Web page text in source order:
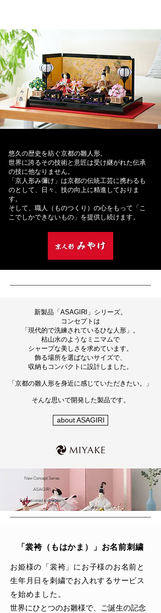
悠久の歴史を紡ぐ京都の雛人形。
世界に誇るその技術と意匠は受け継がれた伝承
の技に他なりません。
「京人形み彌け」は京都の伝統工芸に携わるも
のとして、日々、技の向上に精進しておりま
す。
そして、職人（ものつくり）の心をもって「こ
こでしかできないもの」を提供し続けます。
新製品「ASAGIRI」シリーズ。
コンセプトは
「現代的で洗練されているひな人形」。
枯山水のようなミニマムで
シャープな美しさを求めています。
飾る場所を選ばないサイズで、
収納もコンパクトに設計しました。
「京都の雛人形を身近に感じていただきたい。」
そんな思いで開発した製品です。
about ASAGIRI
New Concept Series
ASAGIRI
Sophisticated and modern
「裳袴（もはかま）」お名前刺繍
お姫様の「裳袴」にお子様のお名前と
生年月日を刺繍でお入れするサービス
を始めました。
世界にひとつのお雛様で、ご誕生の記念